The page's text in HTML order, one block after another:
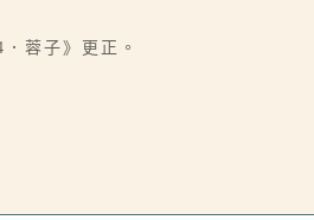
蓉子》更正。